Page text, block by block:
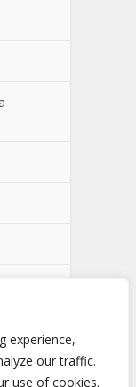
experience,
our traffic.
use of cookies.